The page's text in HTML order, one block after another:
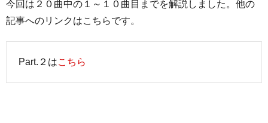
今回は２０曲中の１～１０曲目までを解説しました。他の
記事へのリンクはこちらです。
Part.２はこちら